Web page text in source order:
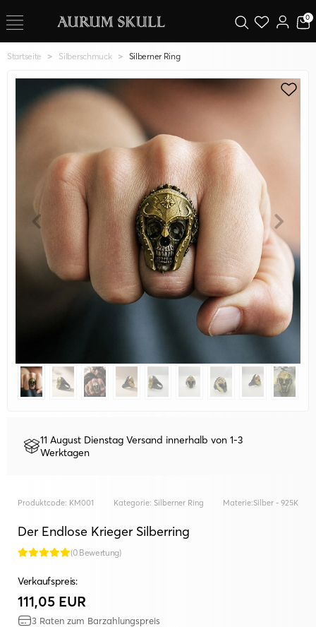
0
Startseite Silberschmuck Silberner Ring
11 August Dienstag Versand innerhalb von 1-3
Werktagen
Produktcode: KM001 Kategorie: Silberner Ring Materie:Silber - 925K
Der Endlose Krieger Silberring
(0 Bewertung)
Verkaufspreis:
111,05 EUR
3 Raten zum Barzahlungspreis